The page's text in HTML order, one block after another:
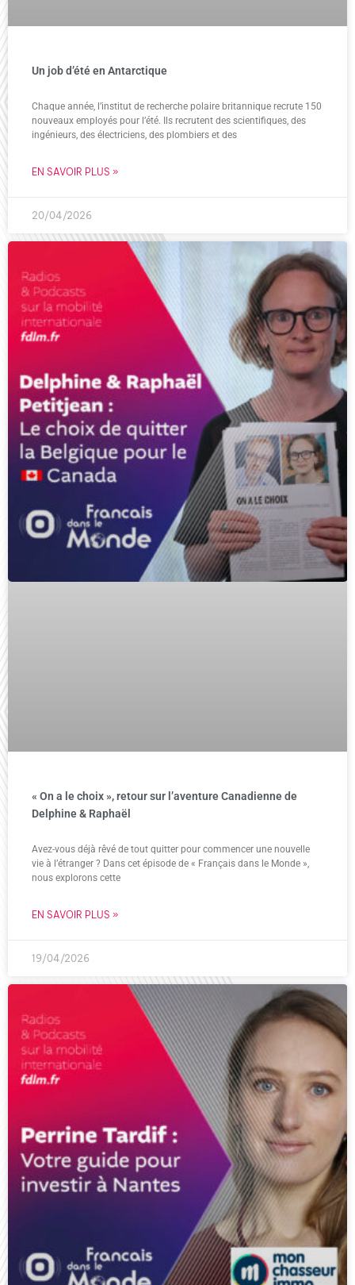
Un job d’été en Antarctique
Chaque année, l’institut de recherche polaire britannique recrute 150
nouveaux employés pour l’été. Ils recrutent des scientifiques, des
ingénieurs, des électriciens, des plombiers et des
EN SAVOIR PLUS »
20/04/2026
« On a le choix », retour sur l’aventure Canadienne de
Delphine & Raphaël
Avez-vous déjà rêvé de tout quitter pour commencer une nouvelle
vie à l’étranger ? Dans cet épisode de « Français dans le Monde »,
nous explorons cette
EN SAVOIR PLUS »
19/04/2026